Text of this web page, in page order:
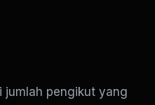
jumlah pengikut yang